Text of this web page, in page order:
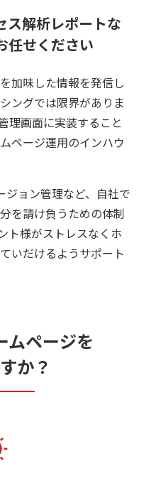
ス解析レポートな
任せください
加味した情報を発信し
ングでは限界がありま
理画面に実装すること
ページ運用のインハウ
ジョン管理など、自社で
を請け負うための体制
ト様がストレスなくホ
いだけるようサポート
ムページを
か？